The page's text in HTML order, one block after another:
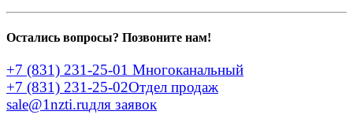
Остались вопросы? Позвоните нам!
+7 (831) 231-25-01 Многоканальный
+7 (831) 231-25-02Отдел продаж
sale@1nzti.ruдля заявок